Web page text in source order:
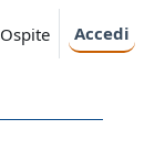
Ospite Accedi